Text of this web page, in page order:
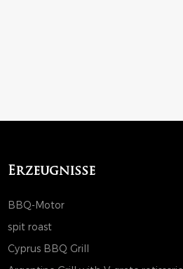
Erzeugnisse
BBQ-Motor
spit roast
Cyprus BBQ Grill